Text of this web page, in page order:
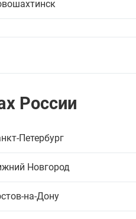
России
Петербург
Новгород
на-Дону